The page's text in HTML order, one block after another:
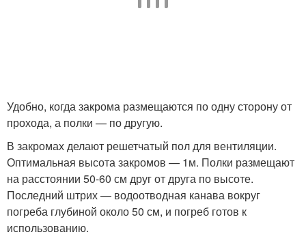
Удобно, когда закрома размещаются по одну сторону от
прохода, а полки — по другую.
В закромах делают решетчатый пол для вентиляции.
Оптимальная высота закромов — 1м. Полки размещают
на расстоянии 50-60 см друг от друга по высоте.
Последний штрих — водоотводная канава вокруг
погреба глубиной около 50 см, и погреб готов к
использованию.